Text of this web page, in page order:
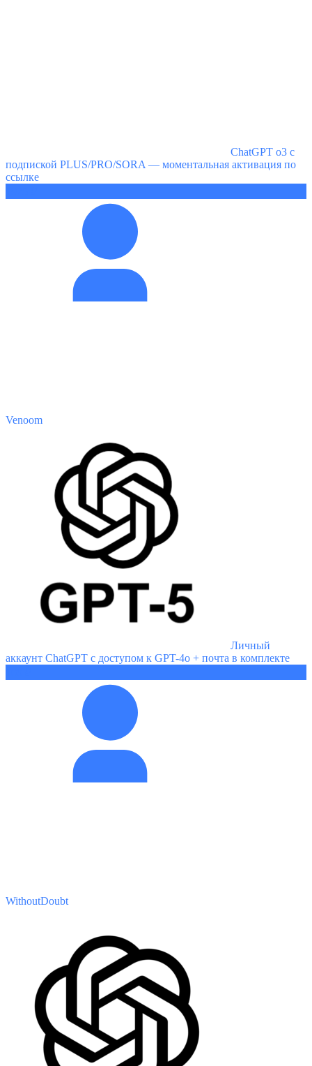
ChatGPT o3 с
подпиской PLUS/PRO/SORA — моментальная активация по
ссылке
Venoom
Личный
аккаунт ChatGPT с доступом к GPT-4o + почта в комплекте
WithoutDoubt